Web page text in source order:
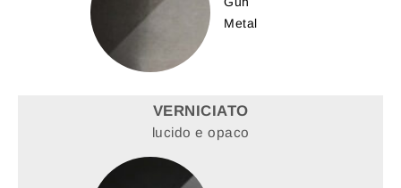
Metal
VERNICIATO
lucido e opaco